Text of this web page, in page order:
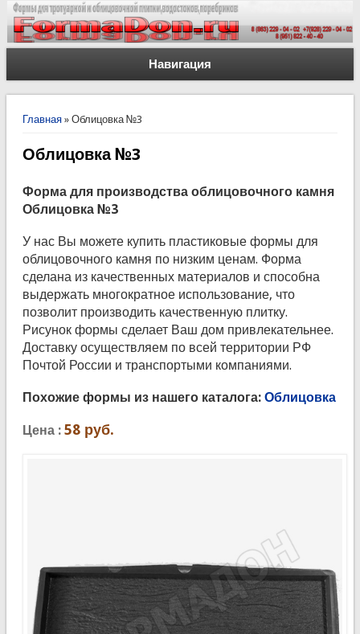
Навигация
Вы здесь
Главная» Облицовка №3
Облицовка №3
Форма для производства облицовочного камня
Облицовка №3
У нас Вы можете купить пластиковые формы для
облицовочного камня по низким ценам. Форма
сделана из качественных материалов и способна
выдержать многократное использование, что
позволит производить качественную плитку.
Рисунок формы сделает Ваш дом привлекательнее.
Доставку осуществляем по всей территории РФ
Почтой России и транспортыми компаниями.
Похожие формы из нашего каталога: Облицовка
Цена : 58руб.